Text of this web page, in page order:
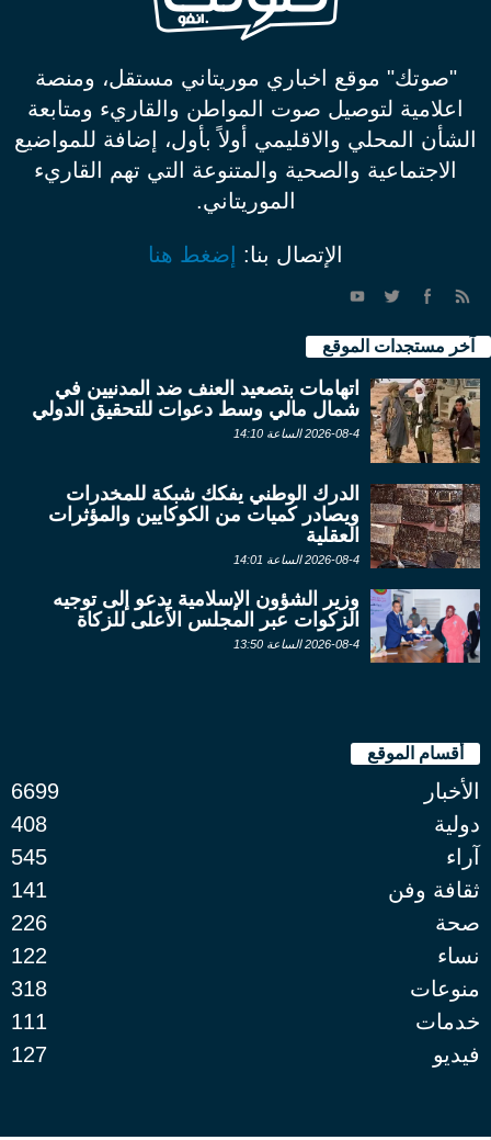
"صوتك" موقع اخباري موريتاني مستقل، ومنصة
اعلامية لتوصيل صوت المواطن والقاريء ومتابعة
الشأن المحلي والاقليمي أولاً بأول، إضافة للمواضيع
الاجتماعية والصحية والمتنوعة التي تهم القاريء
الموريتاني.
الإتصال بنا: إضغط هنا
آخر مستجدات الموقع
اتهامات بتصعيد العنف ضد المدنيين في
شمال مالي وسط دعوات للتحقيق الدولي
2026-08-4 الساعة 14:10
الدرك الوطني يفكك شبكة للمخدرات
ويصادر كميات من الكوكايين والمؤثرات
العقلية
2026-08-4 الساعة 14:01
وزير الشؤون الإسلامية يدعو إلى توجيه
الزكوات عبر المجلس الأعلى للزكاة
2026-08-4 الساعة 13:50
أقسام الموقع
الأخبار
6699
دولية
408
آراء
545
ثقافة وفن
141
صحة
226
نساء
122
منوعات
318
خدمات
111
فيديو
127